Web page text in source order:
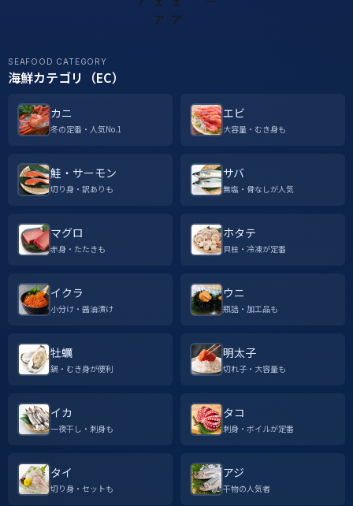
SEAFOOD CATEGORY
海鮮カテゴリ（EC）
カニ
冬の定番・人気No.1
エビ
大容量・むき身も
鮭・サーモン
切り身・訳ありも
サバ
無塩・骨なしが人気
マグロ
赤身・たたきも
ホタテ
貝柱・冷凍が定番
イクラ
小分け・醤油漬け
ウニ
瓶詰・加工品も
牡蠣
鍋・むき身が便利
明太子
切れ子・大容量も
イカ
一夜干し・刺身も
タコ
刺身・ボイルが定番
タイ
切り身・セットも
アジ
干物の人気者